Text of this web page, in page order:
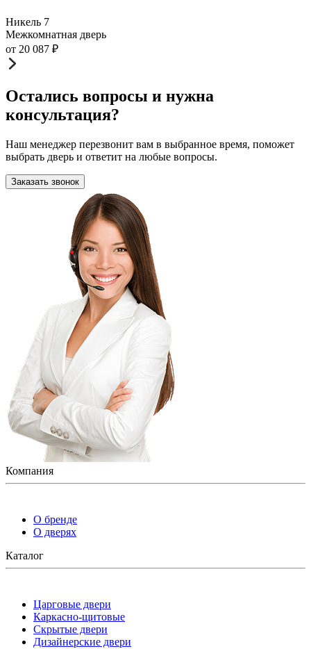
Никель 7
Межкомнатная дверь
от 20 087 ₽
Остались вопросы и нужна
консультация?
Наш менеджер перезвонит вам в выбранное время, поможет
выбрать дверь и ответит на любые вопросы.
Заказать звонок
Компания
О бренде
О дверях
Каталог
Царговые двери
Каркасно-щитовые
Скрытые двери
Дизайнерские двери